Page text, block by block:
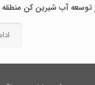
آب شیرین کن منطقه